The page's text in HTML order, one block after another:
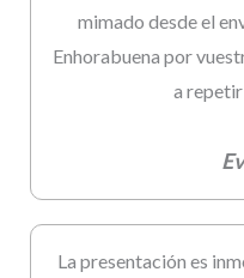
mimado desde el
Enhorabuena por
a
La presentación es